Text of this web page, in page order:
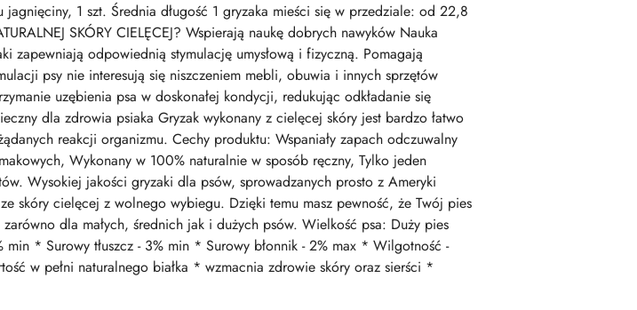
1 szt. Średnia długość 1 gryzaka mieści się w przedziale: od 22,8
SKÓRY CIELĘCEJ? Wspierają naukę dobrych nawyków Nauka
zapewniają odpowiednią stymulację umysłową i fizyczną. Pomagają
psy nie interesują się niszczeniem mebli, obuwia i innych sprzętów
uzębienia psa w doskonałej kondycji, redukując odkładanie się
dla zdrowia psiaka Gryzak wykonany z cielęcej skóry jest bardzo łatwo
reakcji organizmu. Cechy produktu: Wspaniały zapach odczuwalny
Wykonany w 100% naturalnie w sposób ręczny, Tylko jeden
Wysokiej jakości gryzaki dla psów, sprowadzanych prosto z Ameryki
skóry cielęcej z wolnego wybiegu. Dzięki temu masz pewność, że Twój pies
dla małych, średnich jak i dużych psów. Wielkość psa: Duży pies
* Surowy tłuszcz - 3% min * Surowy błonnik - 2% max * Wilgotność -
w pełni naturalnego białka * wzmacnia zdrowie skóry oraz sierści *